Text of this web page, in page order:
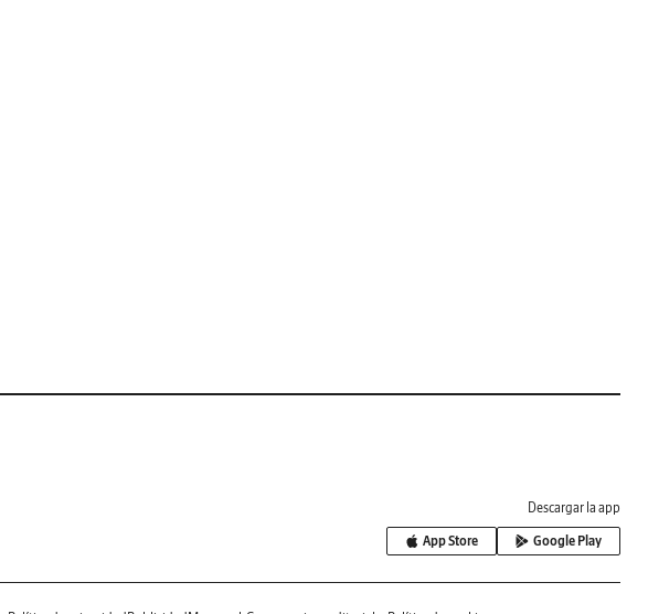
Descargar la app
App Store Google Play